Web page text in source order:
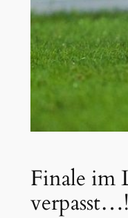
Finale im
verpasst…!